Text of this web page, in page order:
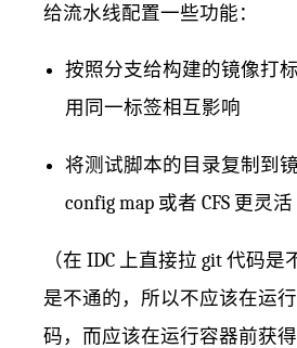
给流水线配置一些功能：
按照分支给构建的镜像打
用同一标签相互影响
将测试脚本的目录复制到
config map 或者 CFS 更灵活
（在 IDC 上直接拉 git 代码
是不通的，所以不应该在运
码，而应该在运行容器前获得